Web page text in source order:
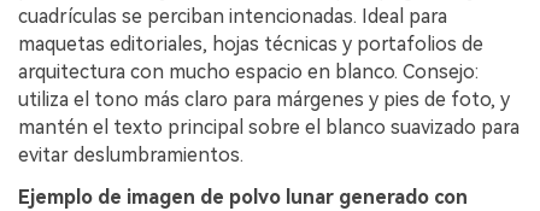
cuadrículas se perciban intencionadas. Ideal para
maquetas editoriales, hojas técnicas y portafolios de
arquitectura con mucho espacio en blanco. Consejo:
utiliza el tono más claro para márgenes y pies de foto, y
mantén el texto principal sobre el blanco suavizado para
evitar deslumbramientos.
Ejemplo de imagen de polvo lunar generado con